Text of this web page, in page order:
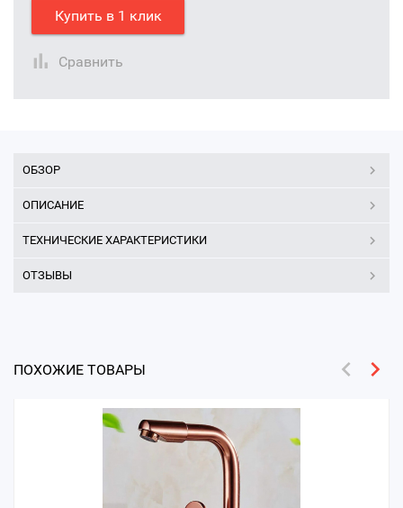
Купить в 1 клик
Сравнить
ОБЗОР
ОПИСАНИЕ
ТЕХНИЧЕСКИЕ ХАРАКТЕРИСТИКИ
ОТЗЫВЫ
ПОХОЖИЕ ТОВАРЫ